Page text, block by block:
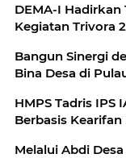
DEMA-I
Kegiatan Trivora
Bangun Sinergi
Bina Desa di
HMPS Tadris IPS
Berbasis Kearifan
Melalui Abdi